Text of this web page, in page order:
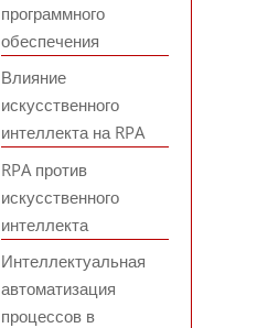
программного
обеспечения
Влияние
искусственного
интеллекта на RPA
RPA против
искусственного
интеллекта
Интеллектуальная
автоматизация
процессов в